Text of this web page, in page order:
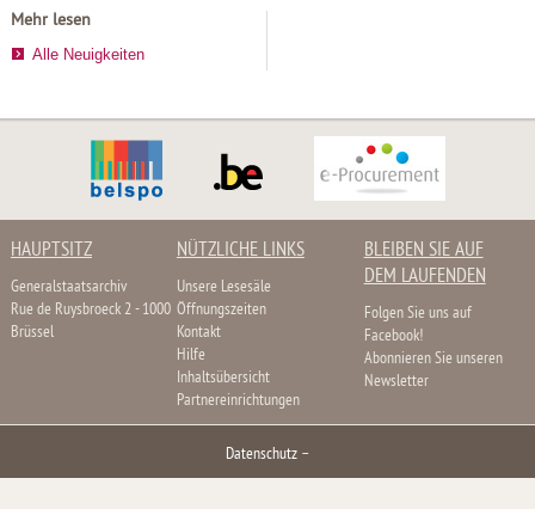
Mehr lesen
Alle Neuigkeiten
HAUPTSITZ
Generalstaatsarchiv
Rue de Ruysbroeck 2 - 1000
Brüssel
NÜTZLICHE LINKS
Unsere Lesesäle
Öffnungszeiten
Kontakt
Hilfe
Inhaltsübersicht
Partnereinrichtungen
BLEIBEN SIE AUF
DEM LAUFENDEN
Folgen Sie uns auf
Facebook!
Abonnieren Sie unseren
Newsletter
Datenschutz –